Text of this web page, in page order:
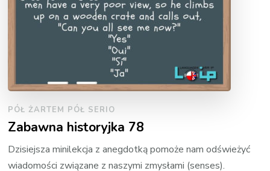
PÓŁ ŻARTEM PÓŁ SERIO
Zabawna historyjka 78
Dzisiejsza minilekcja z anegdotką pomoże nam odświeżyć
wiadomości związane z naszymi zmysłami (senses).